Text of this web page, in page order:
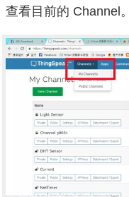
查看目前的 Channel。